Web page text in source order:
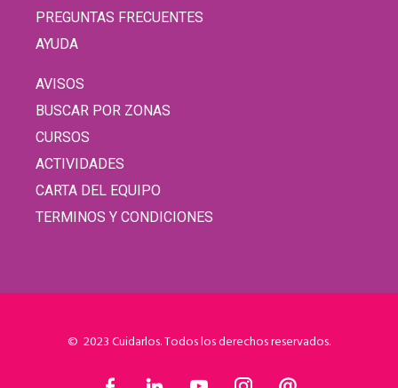
PREGUNTAS FRECUENTES
AYUDA
AVISOS
BUSCAR POR ZONAS
CURSOS
ACTIVIDADES
CARTA DEL EQUIPO
TERMINOS Y CONDICIONES
© 2023 Cuidarlos. Todos los derechos reservados.